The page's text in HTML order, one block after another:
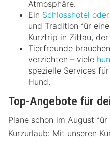
Atmosphäre.
Ein Schlosshotel
und Tradition für
Kurztrip in Zittau,
Tierfreunde
verzichten – viele
spezielle Services
Hund.
Top-Angebote für
Plane schon im August
Kurzurlaub: Mit unseren